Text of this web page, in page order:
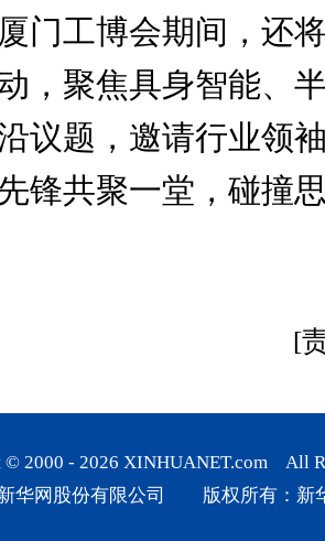
工博会期间，还
，聚焦具身智能、
议题，邀请行业领
锋共聚一堂，碰撞
[
© 2000 - 2026 XINHUANET.com All
华网股份有限公司 版权所有：新